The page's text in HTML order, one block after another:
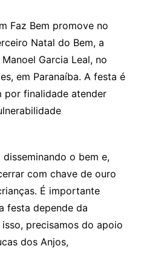
Faz Bem promove no
Natal do Bem, a
Garcia Leal, no
em Paranaíba. A festa é
finalidade atender
o bem e,
com chave de ouro
É importante
festa depende da
precisamos do apoio
dos Anjos,